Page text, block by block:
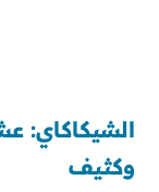
الشيكاكاي:
وكثيف